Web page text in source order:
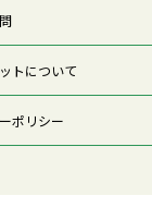
トについて
ポリシー